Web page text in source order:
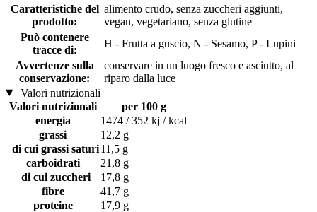
Caratteristiche del
prodotto:
alimento crudo, senza zuccheri aggiunti,
vegan, vegetariano, senza glutine
Può contenere
tracce di:
H - Frutta a guscio, N - Sesamo, P - Lupini
Avvertenze sulla
conservazione:
conservare in un luogo fresco e asciutto, al
riparo dalla luce
Valori nutrizionali
Valori nutrizionali
per 100 g
energia
1474 / 352 kj / kcal
grassi
12,2 g
di cui grassi saturi11,5 g
carboidrati
21,8 g
di cui zuccheri
17,8 g
fibre
41,7 g
proteine
17,9 g